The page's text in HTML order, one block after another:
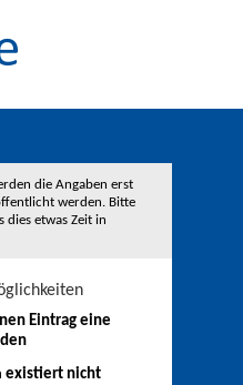
die Angaben erst
werden. Bitte
dies etwas Zeit in
Eintrag eine
existiert nicht